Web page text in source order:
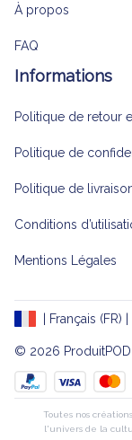
À propos
FAQ
Informations
Politique de retour
Politique de
Politique de
Conditions
Mentions Légales
| Français (FR) |
© 2026 ProduitPOD
Toutes nos
l'univers de la